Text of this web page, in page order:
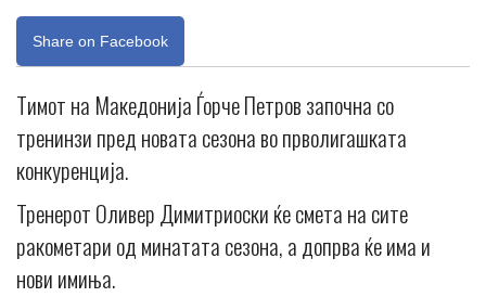
Share on Facebook
Тимот на Македонија Ѓорче Петров започна со
тренинзи пред новата сезона во прволигашката
конкуренција.
Тренерот Оливер Димитриоски ќе смета на сите
ракометари од минатата сезона, а допрва ќе има и
нови имиња.